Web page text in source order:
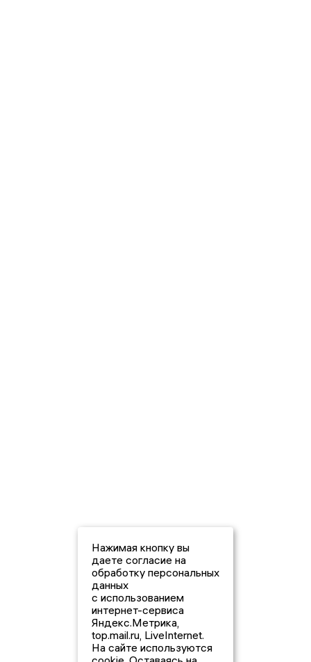
Нажимая кнопку вы
даете согласие на
обработку персональных
данных
с использованием
интернет-сервиса
Яндекс.Метрика,
top.mail.ru, LiveInternet.
На сайте используются